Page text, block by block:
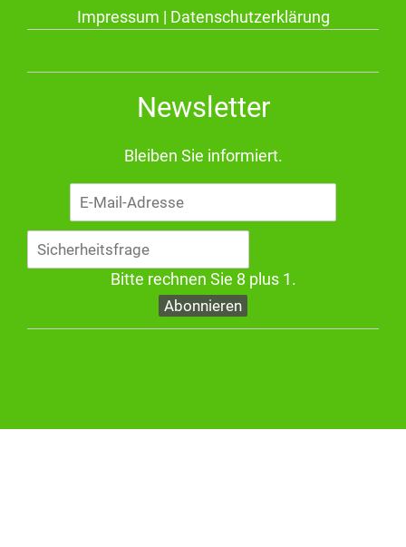
Impressum | Datenschutzerklärung
Newsletter
Bleiben Sie informiert.
E-
Mail-
Adresse
Bitte rechnen Sie 8 plus 1.